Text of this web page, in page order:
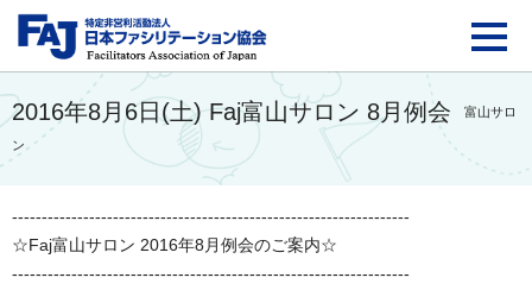
FAJ：特定非営利活動
2016年8月6日(土) Faj富山サロン 8月例会 富山サロ
ン
-------------------------------------------------------------------
☆Faj富山サロン 2016年8月例会のご案内☆
-------------------------------------------------------------------